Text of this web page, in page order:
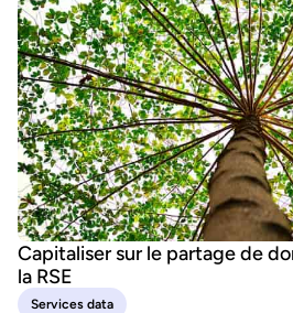
Capitaliser sur le partage de
la RSE
Services data